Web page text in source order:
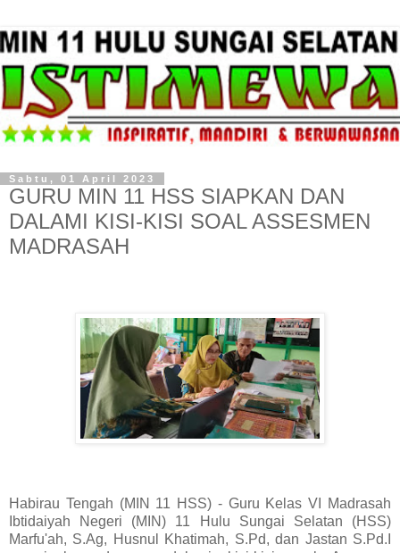
Sabtu, 01 April 2023
GURU MIN 11 HSS SIAPKAN DAN
DALAMI KISI-KISI SOAL ASSESMEN
MADRASAH
Habirau Tengah (MIN 11 HSS) - Guru Kelas VI Madrasah
Ibtidaiyah Negeri (MIN) 11 Hulu Sungai Selatan (HSS)
Marfu'ah, S.Ag, Husnul Khatimah, S.Pd, dan Jastan S.Pd.I